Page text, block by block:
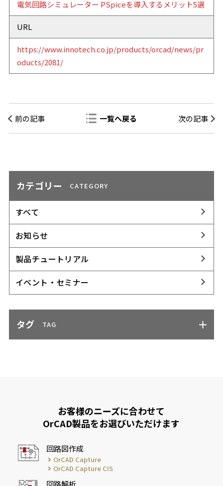
電気回路シミュレーター PSpiceを導入するメリット5選
URL
https://www.innotech.co.jp/products/orcad/news/pr
oducts/2081/
前の記事 一覧へ戻る 次の記事
カテゴリー CATEGORY
すべて
お知らせ
製品チュートリアル
イベント・セミナー
タグ TAG
お客様のニーズに合わせて
OrCAD製品をお選びいただけます
回路図作成
OrCAD Capture
OrCAD Capture CIS
回路解析